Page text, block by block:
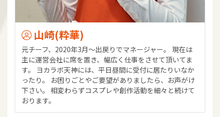
山崎(粋華)
元チーフ、2020年3月～出戻りでマネージャー。 現在は
主に運営会社に席を置き、幅広く仕事をさせて頂いてま
す。 ヨカラボ天神には、平日昼間に受付に居たりいなか
ったり。 お困りごとやご要望がありましたら、お声がけ
下さい。 相変わらずコスプレや創作活動を細々と続けて
おります。